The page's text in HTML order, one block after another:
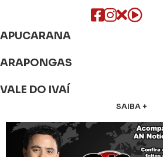
APUCARANA
ARAPONGAS
VALE DO IVAÍ
SAIBA +